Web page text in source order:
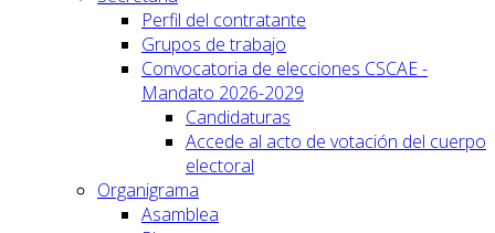
Perfil del contratante
Grupos de trabajo
Convocatoria de elecciones CSCAE -
Mandato 2026-2029
Candidaturas
Accede al acto de votación del cuerpo
electoral
Organigrama
Asamblea